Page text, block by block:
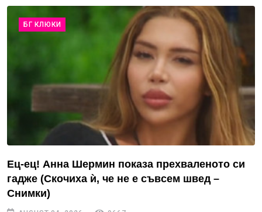
БГ КЛЮКИ
Ец-ец! Анна Шермин показа прехваленото си
гадже (Скочиха ѝ, че не е съвсем швед –
Снимки)